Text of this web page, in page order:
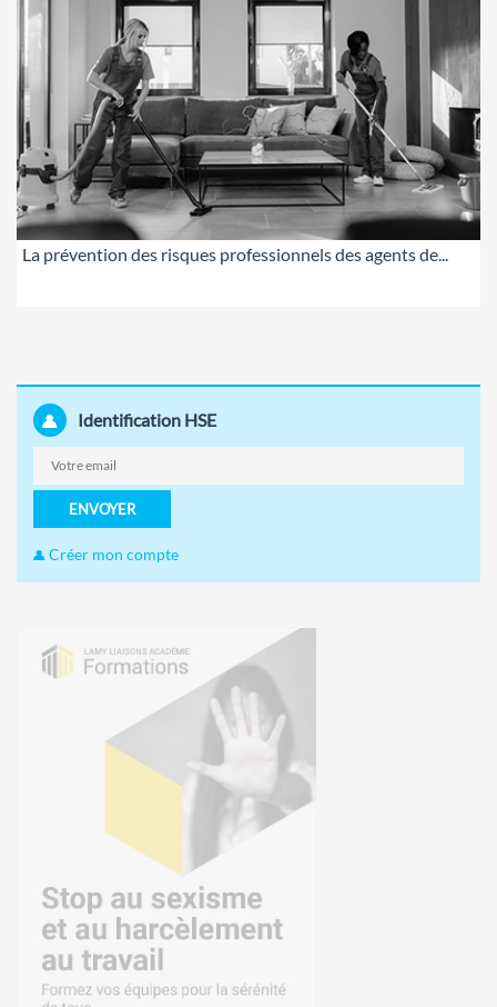
La prévention des risques professionnels des agents de...
Identification HSE
ENVOYER
Créer mon compte